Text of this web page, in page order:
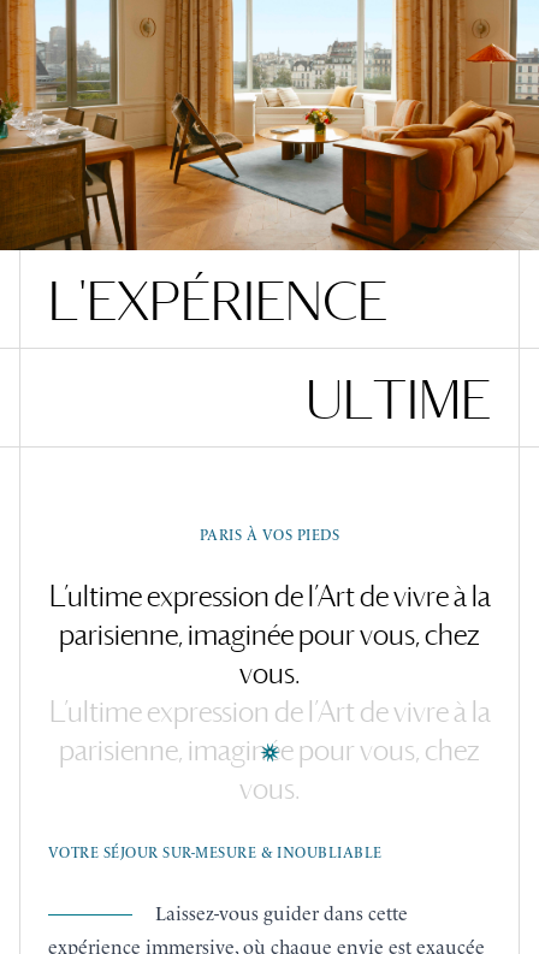
L 'EXPÉRIENCE
UL TIME
PARIS À VOS PIEDS
L’ultimeexpressiondel’Artdevivreàla
parisienne,imaginéepourvous,chez
vous.
L’ultimeexpression del’Art devivreàla
parisienne, imaginéepourvous, chez
vous.
VOTRE SÉJOUR SUR-MESURE & INOUBLIABLE
Laissez-vous guider dans cette
expérience immersive, où chaque envie est exaucée